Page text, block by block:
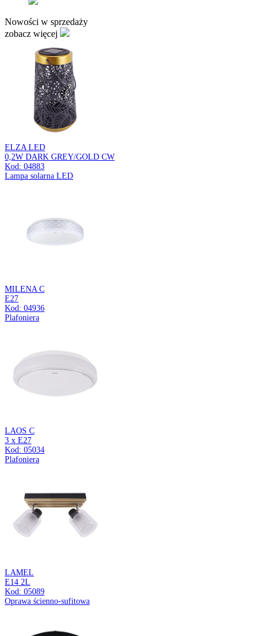
Nowości w sprzedaży
zobacz więcej
ELZA LED
0,2W DARK GREY/GOLD CW
Kod: 04883
MILENA C